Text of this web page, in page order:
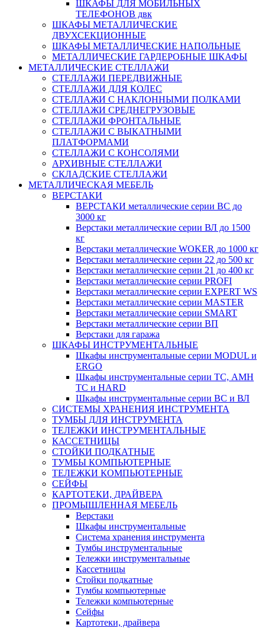
ШКАФЫ ДЛЯ МОБИЛЬНЫХ
ТЕЛЕФОНОВ двк
ШКАФЫ МЕТАЛЛИЧЕСКИЕ
ДВУХСЕКЦИОННЫЕ
ШКАФЫ МЕТАЛЛИЧЕСКИЕ НАПОЛЬНЫЕ
МЕТАЛЛИЧЕСКИЕ ГАРДЕРОБНЫЕ ШКАФЫ
МЕТАЛЛИЧЕСКИЕ СТЕЛЛАЖИ
СТЕЛЛАЖИ ПЕРЕДВИЖНЫЕ
СТЕЛЛАЖИ ДЛЯ КОЛЕС
СТЕЛЛАЖИ С НАКЛОННЫМИ ПОЛКАМИ
СТЕЛЛАЖИ СРЕДНЕГРУЗОВЫЕ
СТЕЛЛАЖИ ФРОНТАЛЬНЫЕ
СТЕЛЛАЖИ С ВЫКАТНЫМИ
ПЛАТФОРМАМИ
СТЕЛЛАЖИ С КОНСОЛЯМИ
АРХИВНЫЕ СТЕЛЛАЖИ
СКЛАДСКИЕ СТЕЛЛАЖИ
МЕТАЛЛИЧЕСКАЯ МЕБЕЛЬ
ВЕРСТАКИ
ВЕРСТАКИ металлические серии ВС до
3000 кг
Верстаки металлические серии ВЛ до 1500
кг
Верстаки металлические WOKER до 1000 кг
Верстаки металлические серии 22 до 500 кг
Верстаки металлические серии 21 до 400 кг
Верстаки металлические серии PROFI
Верстаки металлические серии EXPERT WS
Верстаки металлические серии MASTER
Верстаки металлические серии SMART
Верстаки металлические серии ВП
Верстаки для гаража
ШКАФЫ ИНСТРУМЕНТАЛЬНЫЕ
Шкафы инструментальные серии MODUL и
ERGO
Шкафы инструментальные серии ТС, АМН
ТС и HARD
Шкафы инструментальные серии ВС и ВЛ
СИСТЕМЫ ХРАНЕНИЯ ИНСТРУМЕНТА
ТУМБЫ ДЛЯ ИНСТРУМЕНТА
ТЕЛЕЖКИ ИНСТРУМЕНТАЛЬНЫЕ
КАССЕТНИЦЫ
СТОЙКИ ПОДКАТНЫЕ
ТУМБЫ КОМПЬЮТЕРНЫЕ
ТЕЛЕЖКИ КОМПЬЮТЕРНЫЕ
СЕЙФЫ
КАРТОТЕКИ, ДРАЙВЕРА
ПРОМЫШЛЕННАЯ МЕБЕЛЬ
Верстаки
Шкафы инструментальные
Система хранения инструмента
Тумбы инструментальные
Тележки инструментальные
Кассетницы
Стойки подкатные
Тумбы компьютерные
Тележки компьютерные
Сейфы
Картотеки, драйвера